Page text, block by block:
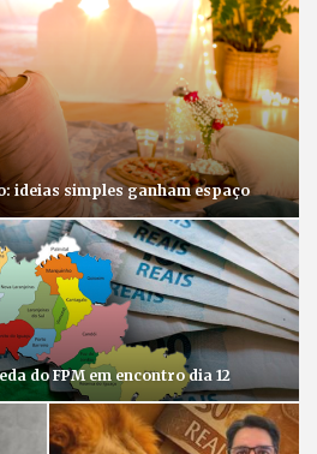
ideias simples ganham espaço
do FPM em encontro dia 12